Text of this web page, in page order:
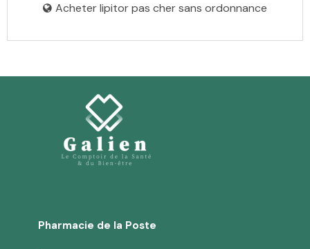
Acheter lipitor pas cher sans ordonnance
Pharmacie de la Poste